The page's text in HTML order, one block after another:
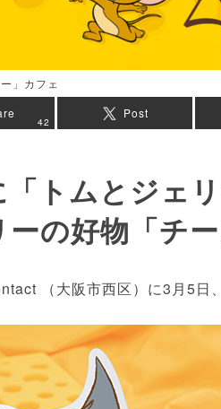
」カフェ
42
Post
「トムとジェ
ーの好物「チ
（大阪市西区）に3月5日